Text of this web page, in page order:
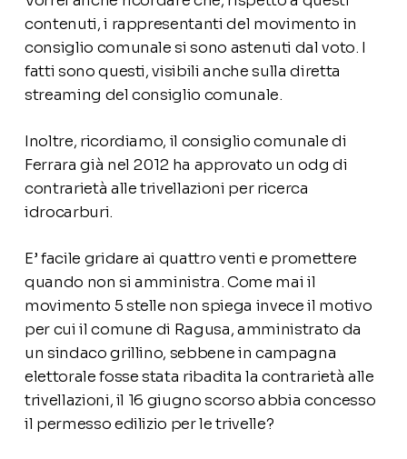
contenuti, i rappresentanti del movimento in
consiglio comunale si sono astenuti dal voto. I
fatti sono questi, visibili anche sulla diretta
streaming del consiglio comunale.
Inoltre, ricordiamo, il consiglio comunale di
Ferrara già nel 2012 ha approvato un odg di
contrarietà alle trivellazioni per ricerca
idrocarburi.
E’ facile gridare ai quattro venti e promettere
quando non si amministra. Come mai il
movimento 5 stelle non spiega invece il motivo
per cui il comune di Ragusa, amministrato da
un sindaco grillino, sebbene in campagna
elettorale fosse stata ribadita la contrarietà alle
trivellazioni, il 16 giugno scorso abbia concesso
il permesso edilizio per le trivelle?